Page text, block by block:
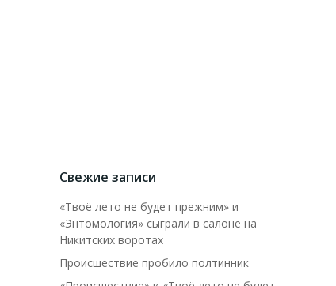
Свежие записи
«Твоё лето не будет прежним» и
«Энтомология» сыграли в салоне на
Никитских воротах
Происшествие пробило полтинник